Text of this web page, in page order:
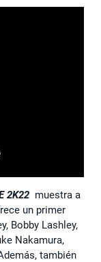
2K22 muestra a
un primer
Bobby Lashley,
Nakamura,
también